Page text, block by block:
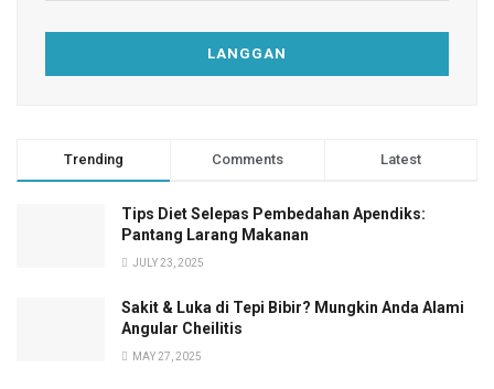
Trending Comments Latest
Tips Diet Selepas Pembedahan Apendiks:
Pantang Larang Makanan
JULY 23, 2025
Sakit & Luka di Tepi Bibir? Mungkin Anda Alami
Angular Cheilitis
MAY 27, 2025